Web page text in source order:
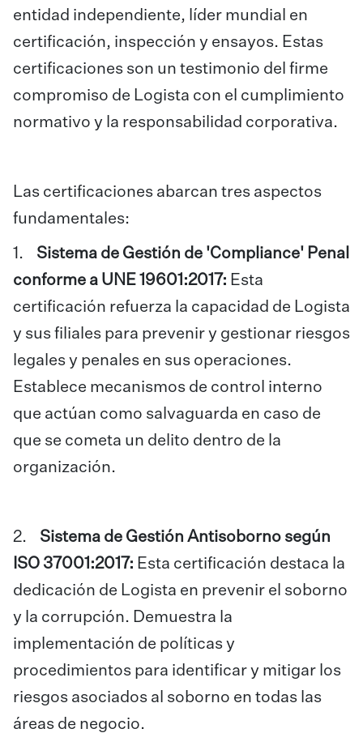
entidad independiente, líder mundial en
certificación, inspección y ensayos. Estas
certificaciones son un testimonio del firme
compromiso de Logista con el cumplimiento
normativo y la responsabilidad corporativa.
Las certificaciones abarcan tres aspectos
fundamentales:
1. Sistema de Gestión de 'Compliance' Penal
conforme a UNE 19601:2017: Esta
certificación refuerza la capacidad de Logista
y sus filiales para prevenir y gestionar riesgos
legales y penales en sus operaciones.
Establece mecanismos de control interno
que actúan como salvaguarda en caso de
que se cometa un delito dentro de la
organización.
2. Sistema de Gestión Antisoborno según
ISO 37001:2017: Esta certificación destaca la
dedicación de Logista en prevenir el soborno
y la corrupción. Demuestra la
implementación de políticas y
procedimientos para identificar y mitigar los
riesgos asociados al soborno en todas las
áreas de negocio.